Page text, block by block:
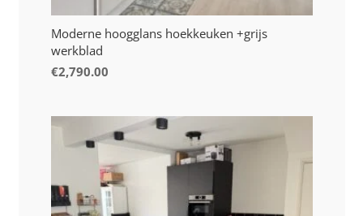
Moderne hoogglans hoekkeuken +grijs
werkblad
€2,790.00